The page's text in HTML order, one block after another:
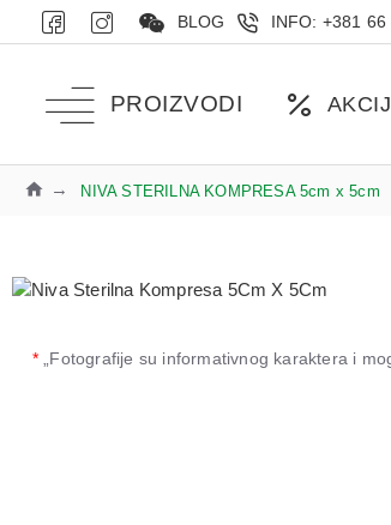
BLOG INFO: +381
PROIZVODI
NIVA STERILNA KOMPRESA 5cm x 5cm
*„Fotografije su informativnog karaktera i